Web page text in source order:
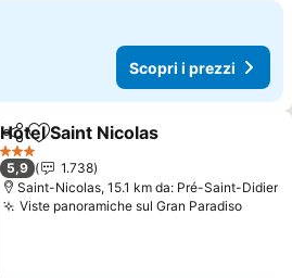
Scopri i prezzi
CondividiAggiungi ai preferiti
Hotel Saint Nicolas
3 Stelle
5,9
1.738
Saint-Nicolas, 15.1 km da: Pré-Saint-Didier
Viste panoramiche sul Gran Paradiso